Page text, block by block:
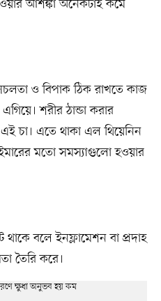
আশঙ্কা অনেকটাই কমে
ও বিপাক ঠিক রাখতে কাজ
শরীর ঠান্ডা করার
এই চা। এতে থাকা এল থিয়েনিন
মতো সমস্যাগুলো হওয়ার
থাকে বলে ইনফ্লামেশন বা প্রদাহ
তৈরি করে।